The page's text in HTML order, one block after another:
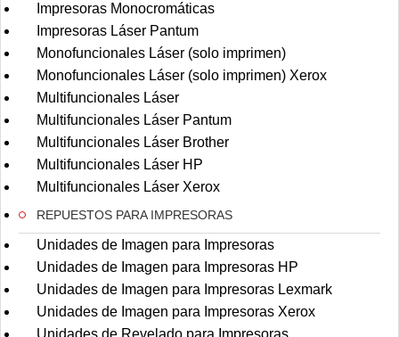
Impresoras Monocromáticas
Impresoras Láser Pantum
Monofuncionales Láser (solo imprimen)
Monofuncionales Láser (solo imprimen) Xerox
Multifuncionales Láser
Multifuncionales Láser Pantum
Multifuncionales Láser Brother
Multifuncionales Láser HP
Multifuncionales Láser Xerox
REPUESTOS PARA IMPRESORAS
Unidades de Imagen para Impresoras
Unidades de Imagen para Impresoras HP
Unidades de Imagen para Impresoras Lexmark
Unidades de Imagen para Impresoras Xerox
Unidades de Revelado para Impresoras